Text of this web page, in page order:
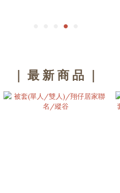
｜ 最 新 商 品 ｜